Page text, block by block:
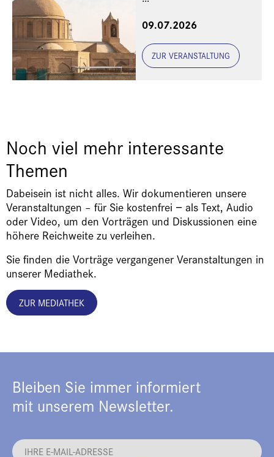
Freunde und Gönner
09.07.2026
ZUR VERANSTALTUNG
Noch viel mehr interessante
Themen
Dabeisein ist nicht alles. Wir dokumentieren unsere
Veranstaltungen – für Sie kostenfrei − als Text, Audio
oder Video, um den Vorträgen und Diskussionen eine
höhere Reichweite zu verleihen.
Sie finden die Vorträge vergangener Veranstaltungen in
unserer Mediathek.
ZUR MEDIATHEK
Bleiben Sie immer informiert
mit unserem Newsletter.